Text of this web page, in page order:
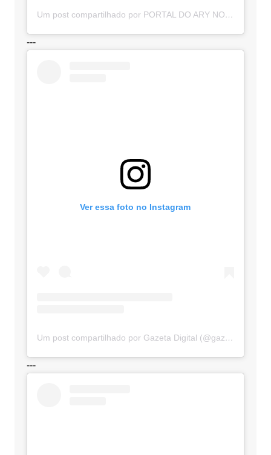
Um post compartilhado por PORTAL DO ARY NOTÍCIAS (@portaldoarynoticias)
---
Ver essa foto no Instagram
Um post compartilhado por Gazeta Digital (@gazetadigital)
---